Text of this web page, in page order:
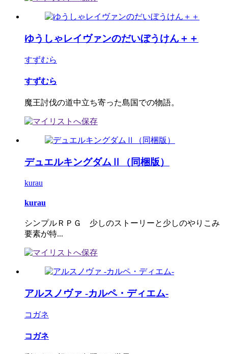
ゆうしゃレイヴァンのだいぼうけん＋＋
すずむら
すずむら
魔王討伐の道中立ち寄った島国での物語。
デュエルキングダムⅡ（同梱版）
kurau
kurau
シンプルＲＰＧ 少しのストーリーと少しのやりこみ
要素が特...
アルスノヴァ -カルペ・ディエム-
コガネ
コガネ